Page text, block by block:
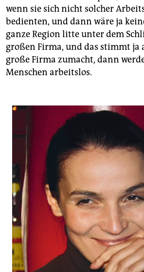
wenn sie sich nicht solcher
bedienten, und dann wäre ja
ganze Region litte unter dem
großen Firma, und das stimmt ja
große Firma zumacht, dann
Menschen arbeitslos.